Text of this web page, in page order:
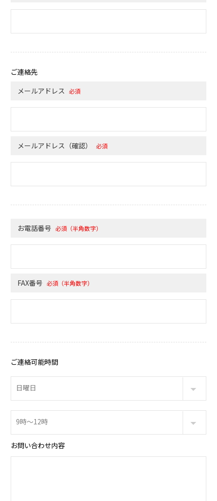
ご連絡先
メールアドレス 必須
メールアドレス（確認） 必須
お電話番号 必須（半角数字）
FAX番号 必須（半角数字）
ご連絡可能時間
お問い合わせ内容